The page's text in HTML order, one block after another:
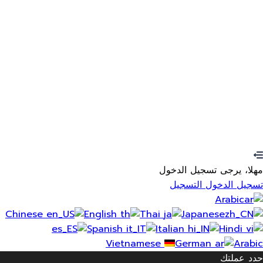
مهلا، يرجى تسجيل الدخول
تسجيل الدخول التسجيل
Arabic
Chinese
English Thai
Japanese
Spanish
Italian
Hindi
Vietnamese
German
Arabic
حدد عملتك